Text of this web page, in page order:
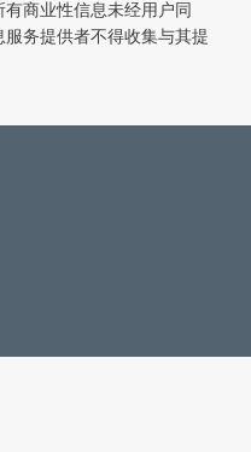
商业性信息未经用户同
务提供者不得收集与其提